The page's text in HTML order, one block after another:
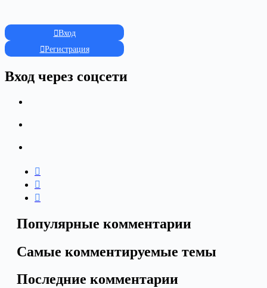
Вход
Регистрация
Вход через соцсети
Популярные комментарии
Самые комментируемые темы
Последние комментарии